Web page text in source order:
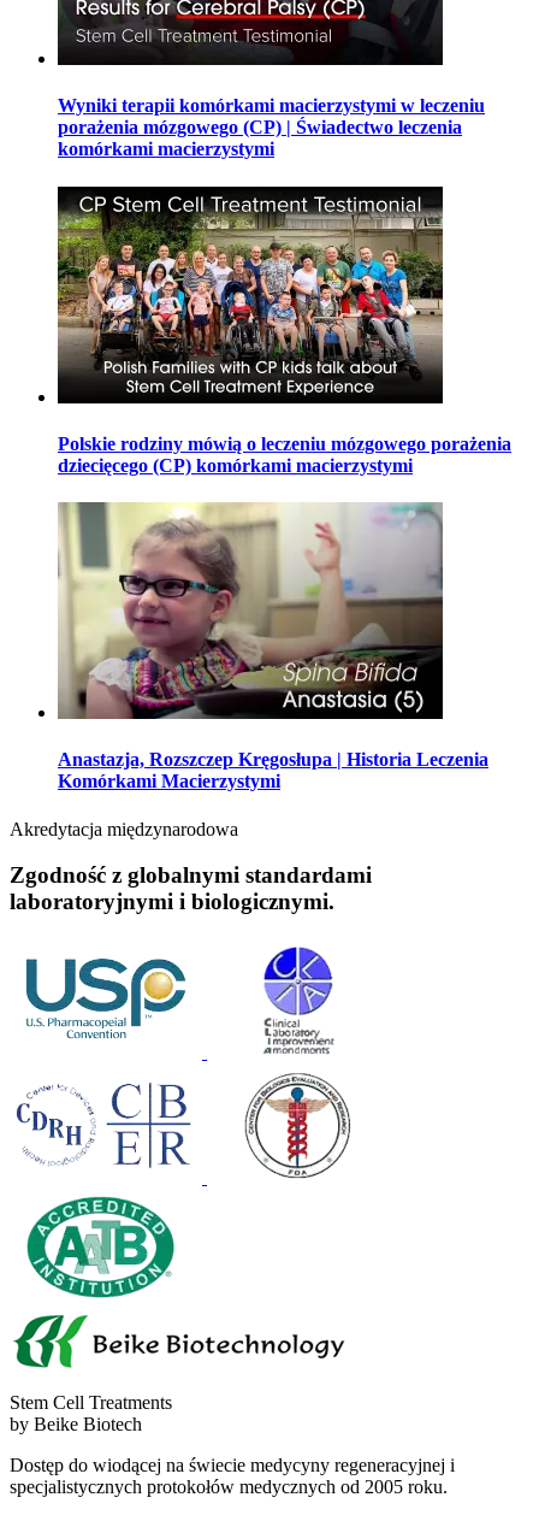
Wyniki terapii komórkami macierzystymi w leczeniu
porażenia mózgowego (CP) | Świadectwo leczenia
komórkami macierzystymi
Polskie rodziny mówią o leczeniu mózgowego porażenia
dziecięcego (CP) komórkami macierzystymi
Anastazja, Rozszczep Kręgosłupa | Historia Leczenia
Komórkami Macierzystymi
Akredytacja międzynarodowa
Zgodność z globalnymi standardami
laboratoryjnymi i biologicznymi.
Stem Cell Treatments
by Beike Biotech
Dostęp do wiodącej na świecie medycyny regeneracyjnej i
specjalistycznych protokołów medycznych od 2005 roku.